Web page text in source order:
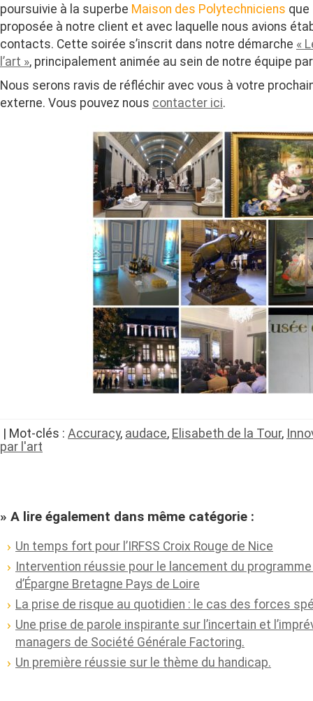
poursuivie à la superbe Maison des Polytechniciens que
proposée à notre client et avec laquelle nous avions
contacts. Cette soirée s’inscrit dans notre démarche «
l’art », principalement animée au sein de notre équipe
Nous serons ravis de réfléchir avec vous à votre
externe. Vous pouvez nous contacter ici.
| Mot-clés : Accuracy, audace, Elisabeth de la Tour,
par l'art
» A lire également dans même catégorie :
Un temps fort pour l’IRFSS Croix Rouge de Nice
Intervention réussie pour le lancement du
d’Épargne Bretagne Pays de Loire
La prise de risque au quotidien : le cas des forces
Une prise de parole inspirante sur l’incertain et
managers de Société Générale Factoring.
Un première réussie sur le thème du handicap.